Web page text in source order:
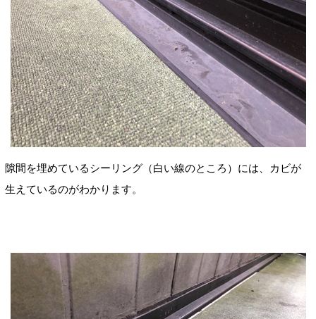
隙間を埋めているシーリング（白い線のところ）には、カビが
生えているのがわかります。